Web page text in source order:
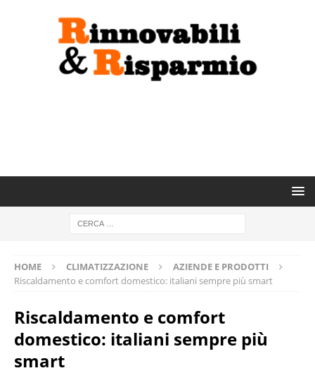
HOME CLIMATIZZAZIONE
AZIENDE E PRODOTTI
Riscaldamento e comfort domestico: italiani sempre più smart
Riscaldamento e comfort
domestico: italiani sempre più
smart